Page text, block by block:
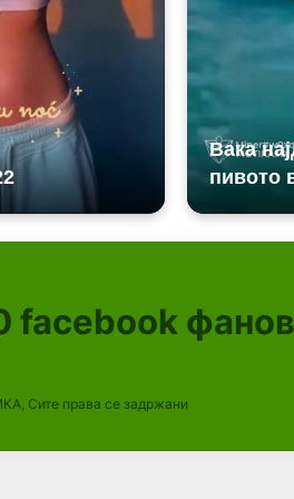
facebook
Сите права се задржани